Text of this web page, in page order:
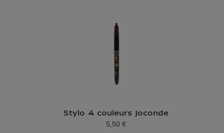
Stylo 4 couleurs Joconde
Prix ​​actuel
5,50 €